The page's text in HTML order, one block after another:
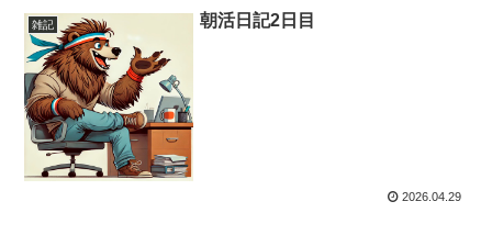
雑記 朝活日記2日目
2026.04.29